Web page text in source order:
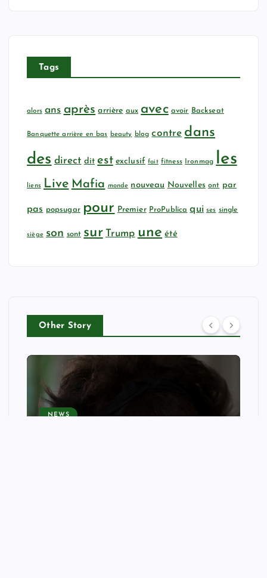
Tags
alors ans après arrière aux avec avoir Backseat
Banquette arrière en bas beauty blog contre dans
des direct dit est exclusif fait fitness Ironmag les
liens Live Mafia monde nouveau Nouvelles ont par
pas popsugar pour Premier ProPublica qui ses single
siège son sont sur Trump une été
Other Story
NEWS